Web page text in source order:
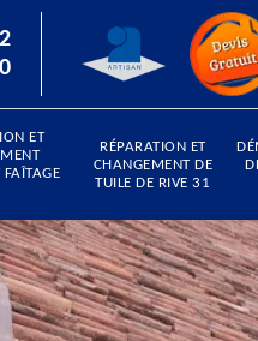
ET
FAÎTAGE
RÉPARATION ET
CHANGEMENT DE
TUILE DE RIVE 31